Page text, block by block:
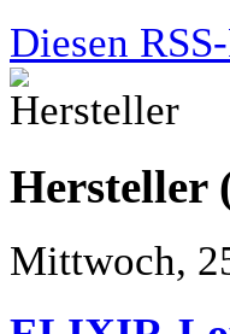
Diesen
Hersteller
Mittwoch,